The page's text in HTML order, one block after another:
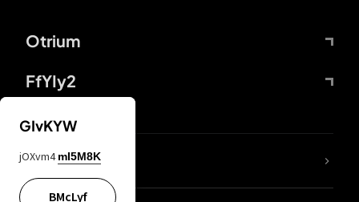
Otrium
FfYIy2
DDcvSo
GIvKYW
jOXvm4 mI5M8K
BMcLyf